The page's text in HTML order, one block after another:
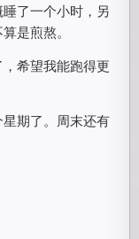
了一个小时，另
是煎熬。
希望我能跑得更
期了。周末还有